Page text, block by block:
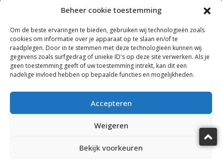
Beheer cookie toestemming
Om de beste ervaringen te bieden, gebruiken wij technologieën zoals
cookies om informatie over je apparaat op te slaan en/of te
raadplegen. Door in te stemmen met deze technologieën kunnen wij
gegevens zoals surfgedrag of unieke ID's op deze site verwerken. Als je
geen toestemming geeft of uw toestemming intrekt, kan dit een
nadelige invloed hebben op bepaalde functies en mogelijkheden.
Accepteren
Weigeren
Bekijk voorkeuren
Horecamakelaar Rotterdam
Horecamakelaar Eindhoven
Horecamakelaar Amsterdam
Horecamakelaardij Knook & Verbaas © 2025